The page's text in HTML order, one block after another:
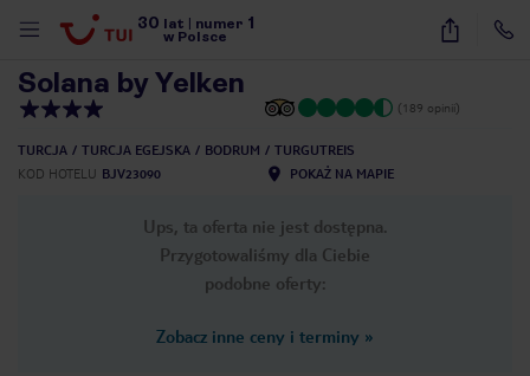
30 lat numer 1
w Polsce
27
Solana by Yelken
(189 opinii)
TURCJA TURCJA EGEJSKA BODRUM
TURGUTREIS
KOD HOTELU BJV23090 POKAŻ NA MAPIE
Ups, ta oferta nie jest dostępna.
Przygotowaliśmy dla Ciebie
podobne oferty:
Zobacz inne ceny i terminy »